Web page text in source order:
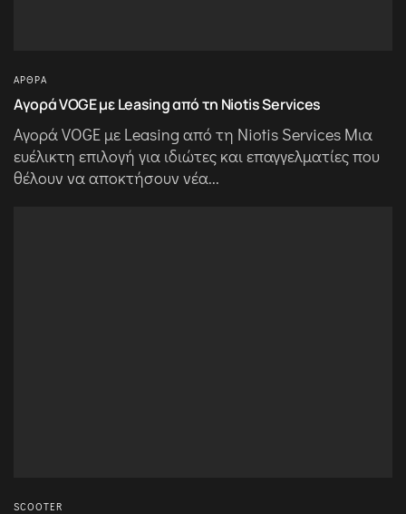
ΆΡΘΡΑ
Αγορά VOGE με Leasing από τη Niotis Services
Αγορά VOGE με Leasing από τη Niotis Services Μια
ευέλικτη επιλογή για ιδιώτες και επαγγελματίες που
θέλουν να αποκτήσουν νέα...
SCOOTER